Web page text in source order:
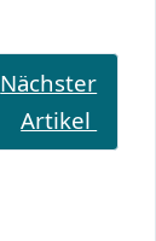
Nächster
Artikel